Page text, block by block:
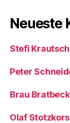
Neueste
Stefi
Peter
Brau
Olaf